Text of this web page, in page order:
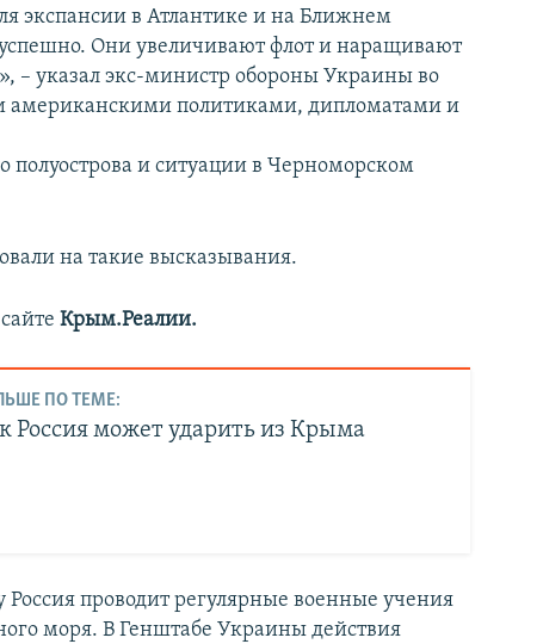
экспансии в Атлантике и на Ближнем
успешно. Они увеличивают флот и наращивают
– указал экс-министр обороны Украины во
американскими политиками, дипломатами и
и ситуации в Черноморском
на такие высказывания.
Крым.Реалии.
ПО ТЕМЕ:
Россия может ударить из Крыма
проводит регулярные военные учения
моря. В Генштабе Украины действия